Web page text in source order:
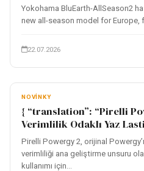
Yokohama BluEarth-AllSeason2
new all-season model for Europe,
22.07.2026
NOVINKY
{ “translation”: “Pirelli
Verimlilik Odaklı Yaz
Pirelli Powergy 2, orijinal
verimliliği ana geliştirme unsuru
kullanımı için...